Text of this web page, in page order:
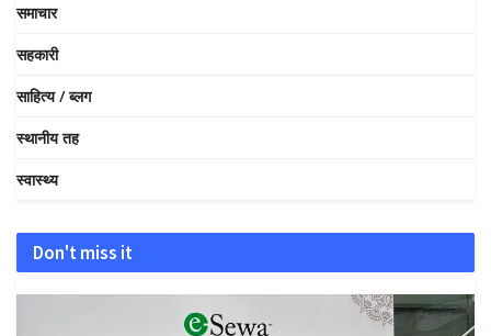
समाचार
सहकारी
साहित्य / ब्लग
स्थानीय तह
स्वास्थ्य
Don't miss it